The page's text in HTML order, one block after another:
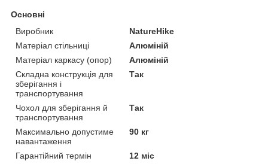
Основні
Виробник
NatureHike
Матеріал стільниці
Алюміній
Матеріал каркасу (опор)
Алюміній
Складна конструкція для
зберігання і
транспортування
Так
Чохол для зберігання й
транспортування
Так
Максимально допустиме
навантаження
90 кг
Гарантійний термін
12 міс